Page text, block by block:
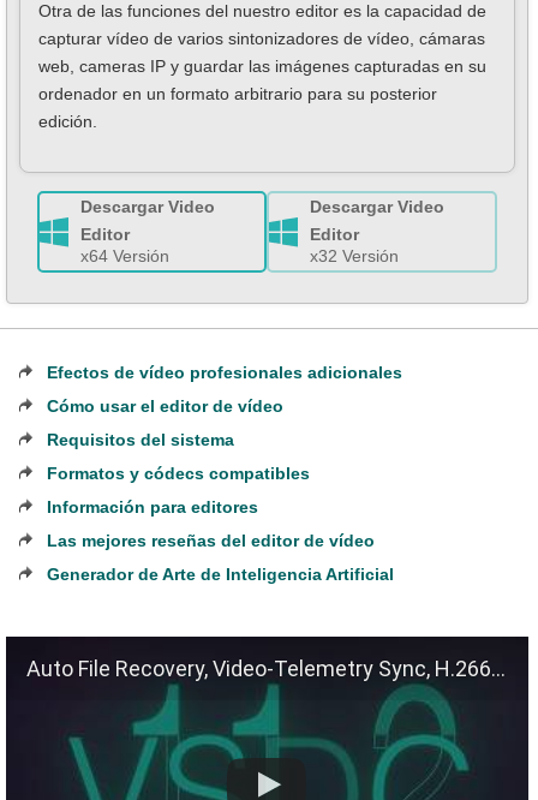
Otra de las funciones del nuestro editor es la capacidad de
capturar vídeo de varios sintonizadores de vídeo, cámaras
web, сameras IP y guardar las imágenes capturadas en su
ordenador en un formato arbitrario para su posterior
edición.
Descargar Video
Editor
x64 Versión
Descargar Video
Editor
x32 Versión
Efectos de vídeo profesionales adicionales
Cómo usar el editor de vídeo
Requisitos del sistema
Formatos y códecs compatibles
Información para editores
Las mejores reseñas del editor de vídeo
Generador de Arte de Inteligencia Artificial
Auto File Recovery, Video-Telemetry Sync, H.266 (VVC)